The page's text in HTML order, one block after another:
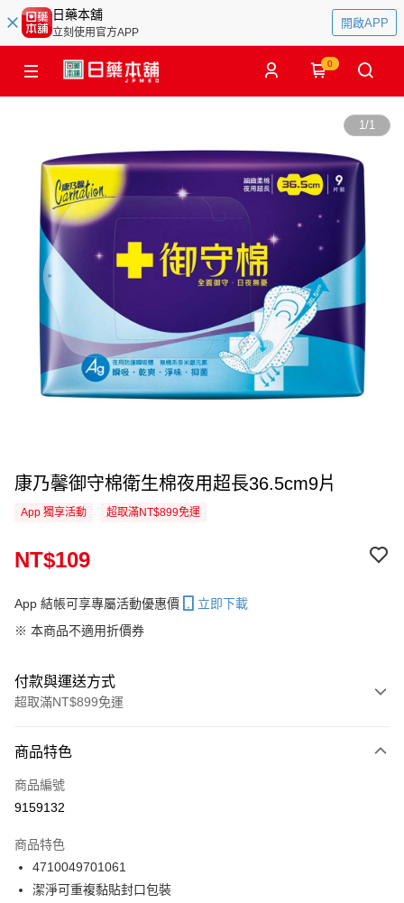
日藥本舖
立刻使用官方APP
開啟APP
0
1/1
康乃馨御守棉衛生棉夜用超長36.5cm9片
App 獨享活動 超取滿NT$899免運
NT$109
App 結帳可享專屬活動優惠價
立即下載
※ 本商品不適用折價券
付款與運送方式
超取滿NT$899免運
信用卡一次付款
信用卡分期付款
合作金庫商業銀行
華南商業銀行
上海商業儲蓄銀行
LINE Pay
商品特色
商品編號
9159132
商品特色
4710049701061
潔淨可重複黏貼封口包裝